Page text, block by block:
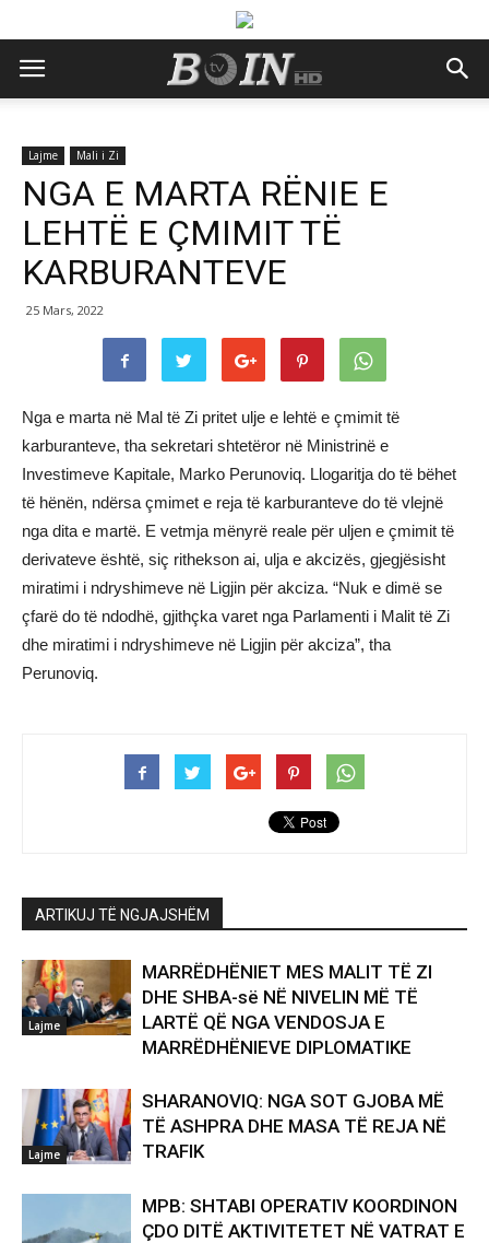
Lajme Mali i Zi
NGA E MARTA RËNIE E
LEHTË E ÇMIMIT TË
KARBURANTEVE
25 Mars, 2022
Nga e marta në Mal të Zi pritet ulje e lehtë e çmimit të
karburanteve, tha sekretari shtetëror në Ministrinë e
Investimeve Kapitale, Marko Perunoviq. Llogaritja do të bëhet
të hënën, ndërsa çmimet e reja të karburanteve do të vlejnë
nga dita e martë. E vetmja mënyrë reale për uljen e çmimit të
derivateve është, siç rithekson ai, ulja e akcizës, gjegjësisht
miratimi i ndryshimeve në Ligjin për akciza. “Nuk e dimë se
çfarë do të ndodhë, gjithçka varet nga Parlamenti i Malit të Zi
dhe miratimi i ndryshimeve në Ligjin për akciza”, tha
Perunoviq.
ARTIKUJ TË NGJAJSHËM
Lajme
MARRËDHËNIET MES MALIT TË ZI
DHE SHBA-së NË NIVELIN MË TË
LARTË QË NGA VENDOSJA E
MARRËDHËNIEVE DIPLOMATIKE
Lajme
SHARANOVIQ: NGA SOT GJOBA MË
TË ASHPRA DHE MASA TË REJA NË
TRAFIK
MPB: SHTABI OPERATIV KOORDINON
ÇDO DITË AKTIVITETET NË VATRAT E